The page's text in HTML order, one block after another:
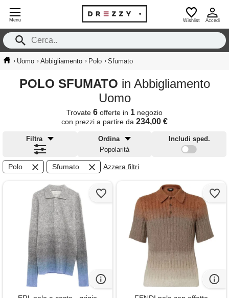
Menu Wishlist Accedi
› Uomo › Abbigliamento › Polo › Sfumato
POLO SFUMATO in Abbigliamento
Uomo
Trovate 6 offerte in 1 negozio
con prezzi a partire da 234,00 €
Filtra
Ordina
Popolarità
Includi sped.
Polo Sfumato Azzera filtri